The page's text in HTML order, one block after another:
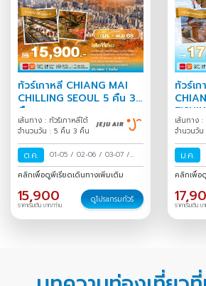
26 - 30 ก.ย. 2569
27 ก.ย. - 01 ต.ค. 2569
30 ก.ย. - 04 ต.ค. 2569
ทัวร์เกาหลี CHIANG MAI
CHILLING SEOUL 5 คืน 3
คืน
เส้นทาง : ทัวร์เกาหลีใต้
จำนวนวัน : 5 คืน 3 คืน
ต.ค. 01-05 / 02-06 / 03-07 /
04-08/05-09/06-10/07-
11
11-15
12-16/ 13-17/14-18
/15-19 16-20/17-21/18-
ต.ค.-03 พ.ย./31 ต.ค.-04
คลิกเพื่อดูพีเรียดเดินทางเพิ่มเติม
15,900
ราคาเริ่มต้น บาท/ท่าน
ดูโปรแกรมทัวร์
ทัวร์เ
เส้นทาง :
จำนวนวั
ม.ค.
คลิกเพื่อ
ราคาเริ่มต้น บ